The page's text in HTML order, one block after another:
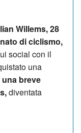
Willems, 28
di ciclismo,
social con il
una
una breve
diventata